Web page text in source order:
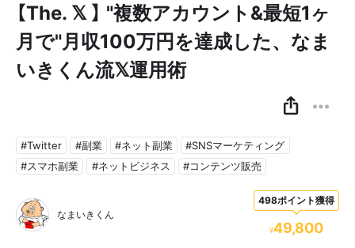
【The. 𝕏 】 "複数アカウント&最短1ヶ
月で"月収100万円を達成した、なま
いきくん流𝕏運用術
#Twitter #副業 #ネット副業
#SNSマーケティング
#スマホ副業
#ネットビジネス #コンテンツ販売
498ポイント獲得
¥49,800
なまいきくん